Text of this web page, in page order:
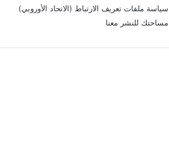
سياسة ملفات تعريف الارتباط (الاتحاد الأوروبي)
مساحتك للنشر معنا